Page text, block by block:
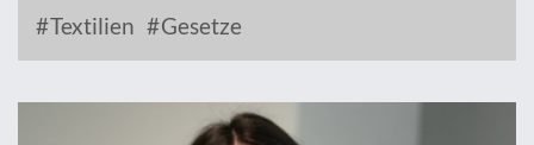
Textilien Gesetze